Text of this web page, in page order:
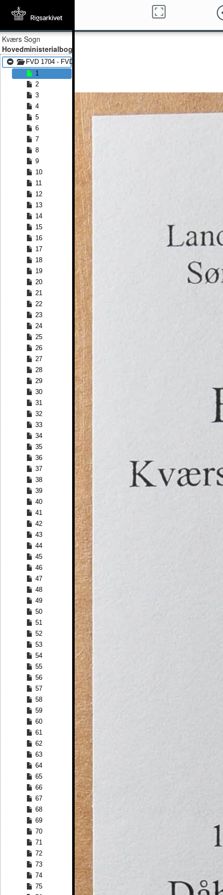
Kværs Sogn
Hovedministerialbog
FVD 1704 - FVD 1775
1
2
3
4
5
6
7
8
9
10
11
12
13
14
15
16
17
18
19
20
21
22
23
24
25
26
27
28
29
30
31
32
33
34
35
36
37
38
39
40
41
42
43
44
45
46
47
48
49
50
51
52
53
54
55
56
57
58
59
60
61
62
63
64
65
66
67
68
69
70
71
72
73
74
75